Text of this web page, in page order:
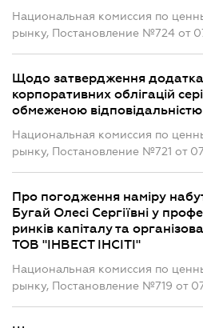
Национальная комиссия по
рынку, Постановление №724 от
Щодо затвердження
корпоративних облігацій
обмеженою
Национальная комиссия по
рынку, Постановление №721 от
Про погодження наміру
Бугай Олесі Сергіївні у
ринків капіталу та
ТОВ "ІНВЕСТ ІНСІТІ"
Национальная комиссия по
рынку, Постановление №719 от